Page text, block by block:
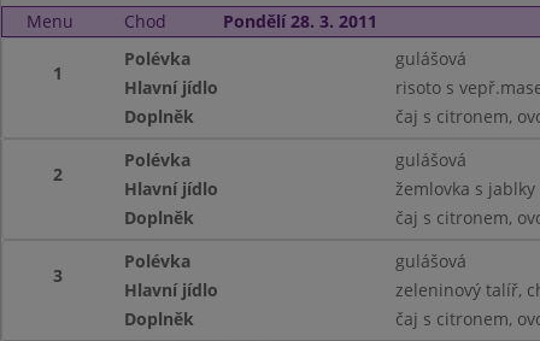
Menu Chod Pondělí 28. 3. 2011
1
Polévka
gulášová
Hlavní jídlo
risoto s
Doplněk
čaj s citronem,
2
Polévka
gulášová
Hlavní jídlo
žemlovka s jablky
Doplněk
čaj s citronem,
3
Polévka
gulášová
Hlavní jídlo
zeleninový talíř,
Doplněk
čaj s citronem,